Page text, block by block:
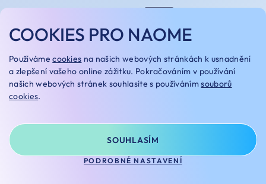
Doplňky
Dárkové poukazy
Naome+
Dioptrické brýle
O nás
Naše optiky
Oakley Custom
OBCHODNÍ PODMÍNKY
NASTAVENÍ COOKIES GDPR
NA TOMTO WEBU STRAŠÍ
COOKIES PRO NAOME
Používámecookies na našich webových stránkách k usnadnění
a zlepšení vašeho online zážitku. Pokračováním v používání
našich webových stránek souhlasíte s používánímsouborů
cookies.
PODROBNÉ NASTAVENÍ
SOUHLASÍM